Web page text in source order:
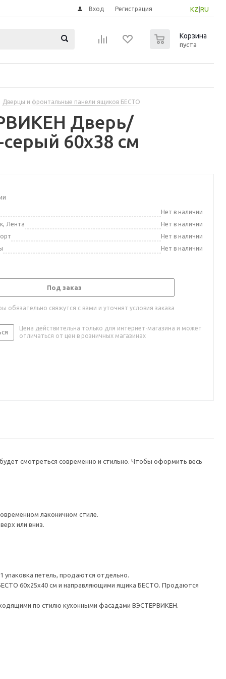
KZ RU
Вход Регистрация
Корзина
пуста
Дверцы и фронтальные панели ящиков БЕСТО
Дверь/
60x38 см
Нет в наличии
Лента
Нет в наличии
Нет в наличии
Нет в наличии
Под заказ
обязательно свяжутся с вами и уточнят условия заказа
Цена действительна только для интернет-магазина и может
отличаться от цен в розничных магазинах
смотреться современно и стильно. Чтобы оформить весь
лаконичном стиле.
или вниз.
петель, продаются отдельно.
60x25x40 см и направляющими ящика БЕСТО. Продаются
по стилю кухонными фасадами ВЭСТЕРВИКЕН.